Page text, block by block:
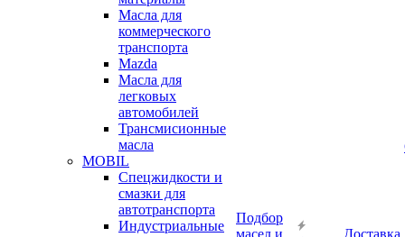
Масла для
коммерческого
транспорта
Mazda
Масла для
легковых
автомобилей
Трансмисионные
масла
MOBIL
Cпецжидкости и
смазки для
автотранспорта
Индустриальные
Подбор
масел и
Доставка